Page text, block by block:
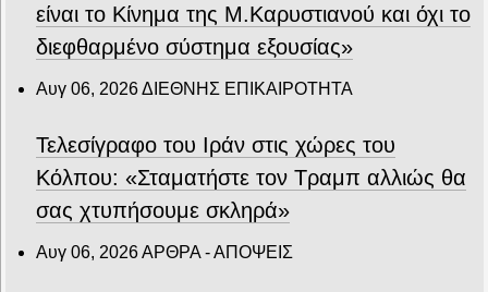
είναι το Κίνημα της Μ.Καρυστιανού και όχι το
διεφθαρμένο σύστημα εξουσίας»
Αυγ 06, 2026ΔΙΕΘΝΗΣ ΕΠΙΚΑΙΡΟΤΗΤΑ
Τελεσίγραφο του Ιράν στις χώρες του
Κόλπου: «Σταματήστε τον Τραμπ αλλιώς θα
σας χτυπήσουμε σκληρά»
Αυγ 06, 2026ΑΡΘΡΑ - ΑΠΟΨΕΙΣ